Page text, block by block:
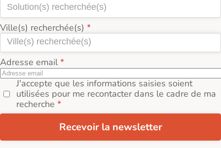
Ville(s) recherchée(s)
Adresse email
J'accepte que les informations saisies soient
utilisées pour me recontacter dans le cadre de ma
recherche
Recevoir la newsletter